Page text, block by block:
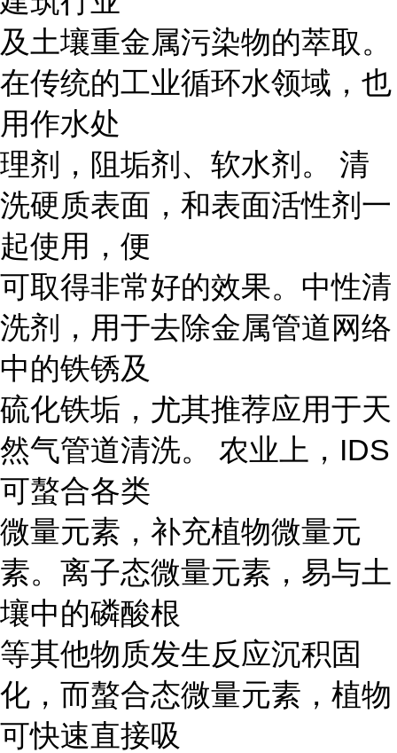
及土壤重金属污染物的萃取。
在传统的工业循环水领域，也
用作水处
理剂，阻垢剂、软水剂。 清
洗硬质表面，和表面活性剂一
起使用，便
可取得非常好的效果。中性清
洗剂，用于去除金属管道网络
中的铁锈及
硫化铁垢，尤其推荐应用于天
然气管道清洗。 农业上，IDS
可螯合各类
微量元素，补充植物微量元
素。离子态微量元素，易与土
壤中的磷酸根
等其他物质发生反应沉积固
化，而螯合态微量元素，植物
可快速直接吸